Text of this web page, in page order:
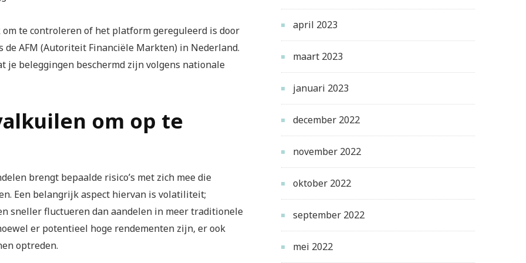
te controleren of het platform gereguleerd is door
AFM (Autoriteit Financiële Markten) in Nederland.
je beleggingen beschermd zijn volgens nationale
om op te
brengt bepaalde risico’s met zich mee die
Een belangrijk aspect hiervan is volatiliteit;
sneller fluctueren dan aandelen in meer traditionele
er potentieel hoge rendementen zijn, er ook
optreden.
april 2023
maart 2023
januari 2023
december 2022
november 2022
oktober 2022
september 2022
mei 2022